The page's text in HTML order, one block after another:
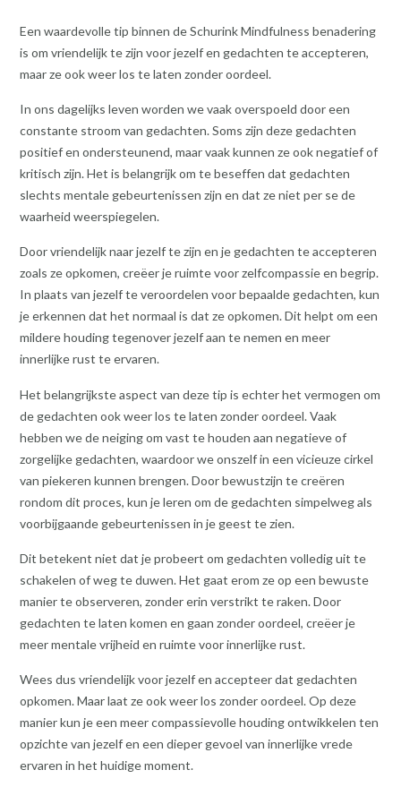
Een waardevolle tip binnen de Schurink Mindfulness benadering
is om vriendelijk te zijn voor jezelf en gedachten te accepteren,
maar ze ook weer los te laten zonder oordeel.
In ons dagelijks leven worden we vaak overspoeld door een
constante stroom van gedachten. Soms zijn deze gedachten
positief en ondersteunend, maar vaak kunnen ze ook negatief of
kritisch zijn. Het is belangrijk om te beseffen dat gedachten
slechts mentale gebeurtenissen zijn en dat ze niet per se de
waarheid weerspiegelen.
Door vriendelijk naar jezelf te zijn en je gedachten te accepteren
zoals ze opkomen, creëer je ruimte voor zelfcompassie en begrip.
In plaats van jezelf te veroordelen voor bepaalde gedachten, kun
je erkennen dat het normaal is dat ze opkomen. Dit helpt om een
mildere houding tegenover jezelf aan te nemen en meer
innerlijke rust te ervaren.
Het belangrijkste aspect van deze tip is echter het vermogen om
de gedachten ook weer los te laten zonder oordeel. Vaak
hebben we de neiging om vast te houden aan negatieve of
zorgelijke gedachten, waardoor we onszelf in een vicieuze cirkel
van piekeren kunnen brengen. Door bewustzijn te creëren
rondom dit proces, kun je leren om de gedachten simpelweg als
voorbijgaande gebeurtenissen in je geest te zien.
Dit betekent niet dat je probeert om gedachten volledig uit te
schakelen of weg te duwen. Het gaat erom ze op een bewuste
manier te observeren, zonder erin verstrikt te raken. Door
gedachten te laten komen en gaan zonder oordeel, creëer je
meer mentale vrijheid en ruimte voor innerlijke rust.
Wees dus vriendelijk voor jezelf en accepteer dat gedachten
opkomen. Maar laat ze ook weer los zonder oordeel. Op deze
manier kun je een meer compassievolle houding ontwikkelen ten
opzichte van jezelf en een dieper gevoel van innerlijke vrede
ervaren in het huidige moment.